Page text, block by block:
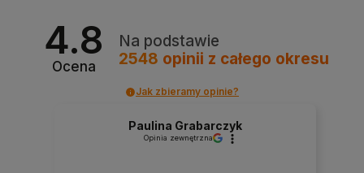
4.8
Ocena
Na podstawie
2548 opinii z całego okresu
Jak zbieramy opinie?
Paulina Grabarczyk
Opinia zewnętrzna